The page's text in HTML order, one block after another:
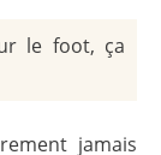
le foot, ça
jamais